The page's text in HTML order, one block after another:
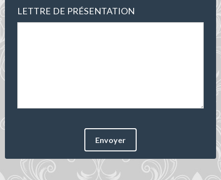
LETTRE DE PRÉSENTATION
Envoyer